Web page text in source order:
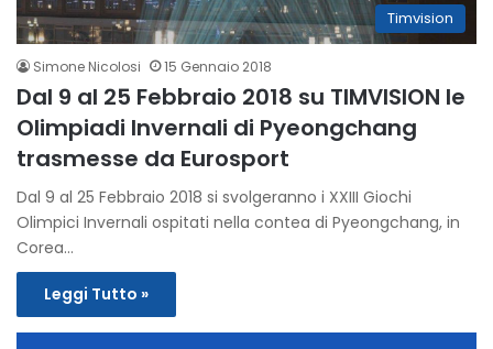
Timvision
Simone Nicolosi 15 Gennaio 2018
Dal 9 al 25 Febbraio 2018 su TIMVISION le
Olimpiadi Invernali di Pyeongchang
trasmesse da Eurosport
Dal 9 al 25 Febbraio 2018 si svolgeranno i XXIII Giochi
Olimpici Invernali ospitati nella contea di Pyeongchang, in
Corea…
Leggi Tutto »